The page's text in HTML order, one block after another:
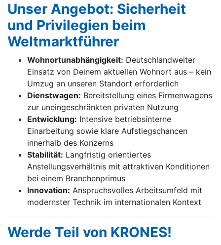
Unser Angebot: Sicherheit
und Privilegien beim
Weltmarktführer
Wohnortunabhängigkeit: Deutschlandweiter
Einsatz von Deinem aktuellen Wohnort aus – kein
Umzug an unseren Standort erforderlich
Dienstwagen: Bereitstellung eines Firmenwagens
zur uneingeschränkten privaten Nutzung
Entwicklung: Intensive betriebsinterne
Einarbeitung sowie klare Aufstiegschancen
innerhalb des Konzerns
Stabilität: Langfristig orientiertes
Anstellungsverhältnis mit attraktiven Konditionen
bei einem Branchenprimus
Innovation: Anspruchsvolles Arbeitsumfeld mit
modernster Technik im internationalen Kontext
Werde Teil von KRONES!